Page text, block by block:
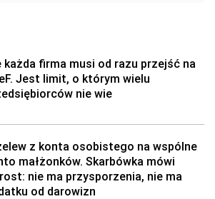
każda firma musi od razu przejść na
Jest limit, o którym wielu
nie wie
z konta osobistego na wspólne
małżonków. Skarbówka mówi
nie ma przysporzenia, nie ma
od darowizn